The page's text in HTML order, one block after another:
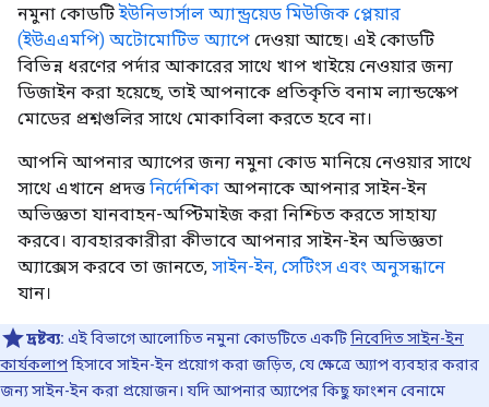
নমুনা কোডটিইউনিভার্সাল অ্যান্ড্রয়েড মিউজিক প্লেয়ার
(ইউএএমপি) অটোমোটিভ অ্যাপে দেওয়া আছে। এই কোডটি
বিভিন্ন ধরণের পর্দার আকারের সাথে খাপ খাইয়ে নেওয়ার জন্য
ডিজাইন করা হয়েছে, তাই আপনাকে প্রতিকৃতি বনাম ল্যান্ডস্কেপ
মোডের প্রশ্নগুলির সাথে মোকাবিলা করতে হবে না।
আপনি আপনার অ্যাপের জন্য নমুনা কোড মানিয়ে নেওয়ার সাথে
সাথে এখানে প্রদত্ত নির্দেশিকা আপনাকে আপনার সাইন-ইন
অভিজ্ঞতা যানবাহন-অপ্টিমাইজ করা নিশ্চিত করতে সাহায্য
করবে। ব্যবহারকারীরা কীভাবে আপনার সাইন-ইন অভিজ্ঞতা
অ্যাক্সেস করবে তা জানতে, সাইন-ইন, সেটিংস এবং অনুসন্ধানে
যান।
দ্রষ্টব্য: এই বিভাগে আলোচিত নমুনা কোডটিতে একটিনিবেদিত সাইন-ইন
কার্যকলাপহিসাবে সাইন-ইন প্রয়োগ করা জড়িত, যে ক্ষেত্রে অ্যাপ ব্যবহার করার
জন্য সাইন-ইন করা প্রয়োজন। যদি আপনার অ্যাপের কিছু ফাংশন বেনামে